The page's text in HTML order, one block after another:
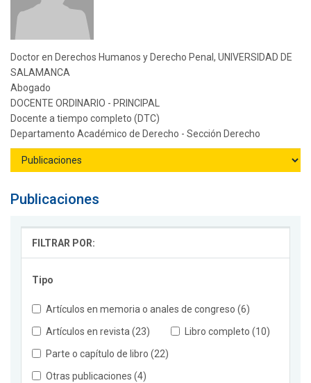
Doctor en Derechos Humanos y Derecho Penal, UNIVERSIDAD DE
SALAMANCA
Abogado
DOCENTE ORDINARIO - PRINCIPAL
Docente a tiempo completo (DTC)
Departamento Académico de Derecho - Sección Derecho
Publicaciones
FILTRAR POR:
Tipo
Artículos en memoria o anales de congreso (6)
Artículos en revista (23)
Libro completo (10)
Parte o capítulo de libro (22)
Otras publicaciones (4)